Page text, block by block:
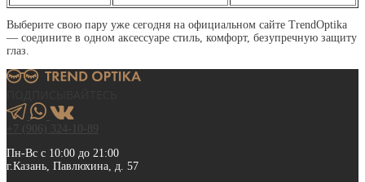
Выберите свою пару уже сегодня на официальном сайте TrendOptika
— соедините в одном аксессуаре стиль, комфорт, безупречную защиту
глаз.
+7 (906) 324-10-89
Пн-Вс с 10:00 до 21:00
г.Казань, Павлюхина, д. 57